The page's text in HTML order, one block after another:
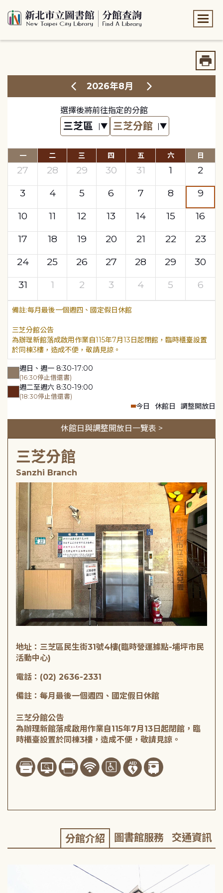
2026年8月
選擇後將前往指定的分館
一 二 三 四 五 六 日
27 28 29 30 31 1
2
3
4 5 6 7 8
9
10
11 12 13 14 15
16
17
18 19 20 21 22
23
24
25 26 27 28 29
30
31
1 2 3 4 5 6
每月最後一個週四、國定假日休館
三芝分館公告
為辦理新館落成啟用作業自115年7月13日起閉館，臨時櫃臺設置
於同棟3樓，造成不便，敬請見諒。
週日、週一 8:30-17:00
(16:30停止借還書)
週二至週六 8:30-19:00
(18:30停止借還書)
今日 休館日 調整開放日
休館日與調整開放日一覽表 >
三芝分館
Sanzhi Branch
地址：三芝區民生街31號4樓(臨時營運據點-埔坪市民
活動中心)
電話：(02) 2636-2331
備註：每月最後一個週四、國定假日休館
三芝分館公告
為辦理新館落成啟用作業自115年7月13日起閉館，臨
時櫃臺設置於同棟3樓，造成不便，敬請見諒。
分館介紹 圖書館服務 交通資訊